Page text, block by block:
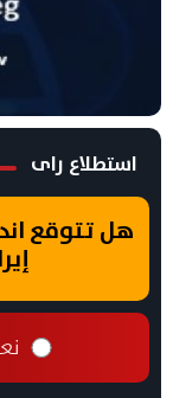
استطلاع راى
هل تتوقع